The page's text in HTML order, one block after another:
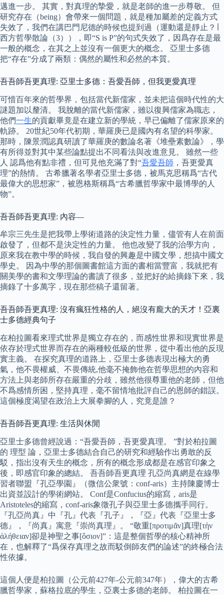
邁進一步。 其實，對真理的摯愛，就是老師的進一步尊敬。 但
研究存在（being）會帶來一個問題，就是種加屬差的定義方式
失效了，我們在講巴門尼德的時候也提到過（運動還是靜止？∣
西方哲學散論（3）），即“S is P”的句式失效了，因爲存在是最
一般的概念，在其之上並沒有一個更大的概念。 亞里士多德
把“存在”分成了兩類：偶然的屬性和必然的本質。
吾吾師吾更真理: 亞里士多德：吾愛吾師，但我更愛真理
可惜百年來的哲學界，包括當代新儒家，並未把這個時代性的大
謎題加以釐清。 我脫離的當代新儒家，雖以復興儒家為職志，
他們一生的貢獻畢竟是在建立新的學統，早已偏離了儒家原來的
軌跡。 20世紀50年代初期，華羅庚已是國內有名望的科學家。
那時，陳景潤認真研讀了華羅庚的數論名著《堆壘素數論》，學
有所得並對其中某些論點提出不同看法與改進意見。 雖然一些
人 認爲他有點非禮，但可見他充滿了對“吾愛吾師 ，吾更愛真
理”的熱情。 古希臘著名學者亞里士多德，被馬克思稱爲“古代
最偉大的思想家”，被恩格斯稱爲“古希臘哲學家中最博學的人
物”。
吾吾師吾更真理: 內容—
牟宗三先生是把我帶上學術道路的決定性力量，儘管有人在前面
啟發了，但都不是決定性的力量。 他也改變了我的治學方向，
原來我在教中學的時候，我自發的興趣是中國文學，想搞中國文
學史。 因為中學的那個圖書館這方面的書相當豐富，我就把有
關美學的書和文學理論的書讀了很多，並把好的給摘錄下來，我
摘錄了十多萬字，現在那些稿子還留著。
吾吾師吾更真理: 沒有瘋狂性格的人，絕沒有龐大的天才！亞裏
士多德經典句子
在柏拉圖看來理式世界是獨立存在的，而感性世界和現實世界是
依存於理式世界而存在的兩種較低級的世界，從中看出他的反現
實主義。 在探究真理的道路上，亞里士多德表現出極大的勇
氣，他不畏權威、不畏傳統,他毫不掩飾他在哲學思想的內容和
方法上與老師所存在嚴重的分歧，雖然他很尊重他的老師，但他
不爲感情所困，堅持真理，毫不留情地批評自己的恩師的錯誤。
這個極度渴望在政治上大展拳腳的人，究竟是誰？
吾吾師吾更真理: 生活與休閒
亞里士多德曾經說過：“吾愛吾師，吾更愛真理。 ”對於柏拉圖
的 理型 論，亞里士多德結合自己的研究和經驗作出勇敢的反
駁，指出沒有天生的概念，所有的概念形成都是在感官印象之
後，即感官印象的總結。 吾吾師吾更真理 孔亞尚真網是在線學
習者聯盟『孔亞學園』（微信公衆號：conf-aris）主持陳慶博士
出資並設計的學術網站。 Conf是Confucius的縮寫，aris是
Aristoteles的縮寫，conf-aris象徵孔子與亞里士多德攜手同行。
『孔亞尚真』中『孔』代表『孔子』，『亞』代表『亞里士多
德』，『尚真』寓意『崇尚真理』。 “敬重[προτιμᾶν]真理[τὴν
ἀλήθειαν]卻是神聖之事[ὅσιον]”：這是整個哲學的核心精神所
在，也解釋了“爲保存真理之故而駁倒師友們的論述”的終極合法
性依據。
這個人便是柏拉圖（公元前427年-公元前347年），偉大的古希
臘哲學家，蘇格拉底的學生，亞裏士多德的老師。 柏拉圖在一